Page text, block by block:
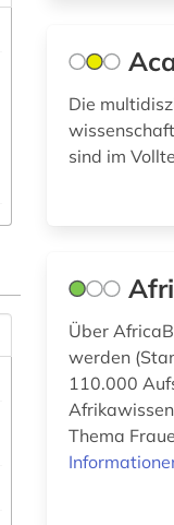
Die
sind im
Über
werden
110.000
Thema